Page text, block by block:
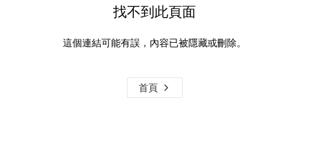
找不到此頁面
這個連結可能有誤，內容已被隱藏或刪除。
首頁